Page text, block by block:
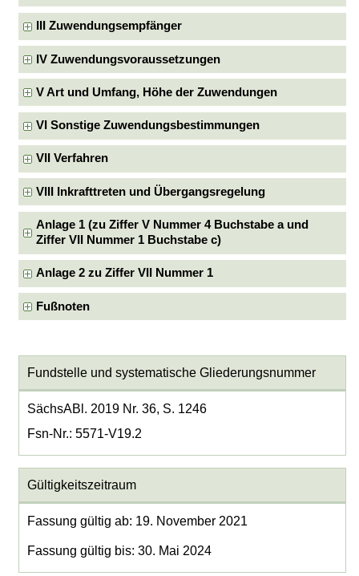
III Zuwendungsempfänger
IV Zuwendungsvoraussetzungen
V Art und Umfang, Höhe der Zuwendungen
VI Sonstige Zuwendungsbestimmungen
VII Verfahren
VIII Inkrafttreten und Übergangsregelung
Anlage 1 (zu Ziffer V Nummer 4 Buchstabe a und
Ziffer VII Nummer 1 Buchstabe c)
Anlage 2 zu Ziffer VII Nummer 1
Fußnoten
Fundstelle und systematische Gliederungsnummer
SächsABl. 2019 Nr. 36, S. 1246
Fsn-Nr.: 5571-V19.2
Gültigkeitszeitraum
Fassung gültig ab: 19. November 2021
Fassung gültig bis: 30. Mai 2024